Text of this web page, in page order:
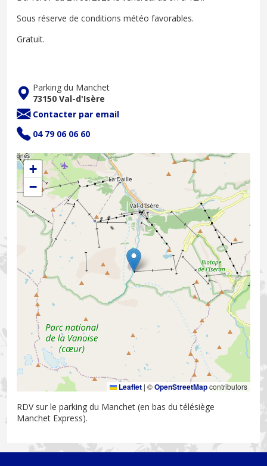
Sous réserve de conditions météo favorables.
Gratuit.
Parking du Manchet
73150 Val-d'Isère
Contacter par email
04 79 06 06 60
+
−
Leaflet | ©OpenStreetMapcontributors
RDV sur le parking du Manchet (en bas du télésiège
Manchet Express).